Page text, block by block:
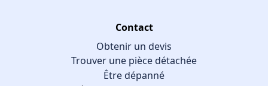
Contact
Obtenir un devis
Trouver une pièce détachée
Être dépanné